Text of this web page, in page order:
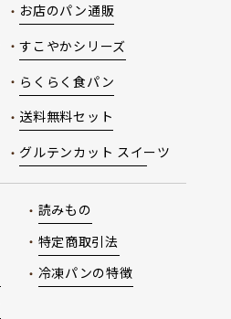
お店のパン通販
すこやかシリーズ
らくらく食パン
送料無料セット
グルテンカット スイーツ
読みもの
特定商取引法
冷凍パンの特徴